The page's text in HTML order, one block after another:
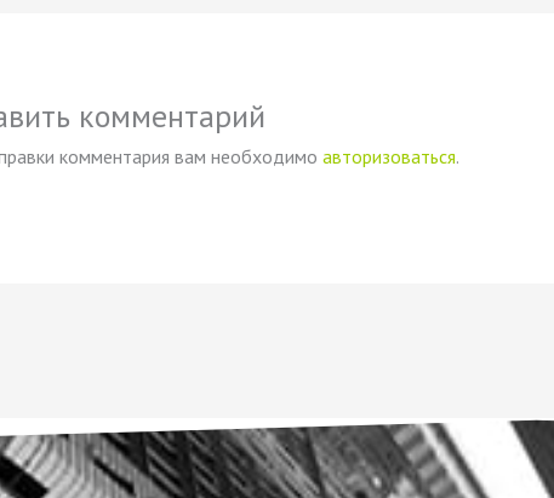
комментарий
комментария вам необходимо авторизоваться.